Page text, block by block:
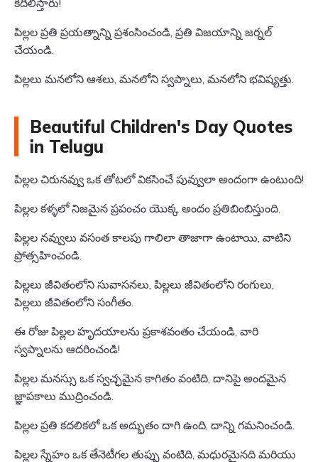
పిల్లల ప్రతి ప్రయత్నాన్ని ప్రశంసించండి, ప్రతి విజయాన్ని జర్నల్
చేయండి.
పిల్లలు మనలోని ఆశలు, మనలోని స్వప్నాలు, మనలోని భవిష్యత్తు.
Beautiful Children's Day Quotes
in Telugu
పిల్లల చిరునవ్వు ఒక తోటలో వికసించే పువ్వులా అందంగా ఉంటుంది!
పిల్లల కళ్ళలో నిజమైన ప్రపంచం యొక్క అందం ప్రతిబింబిస్తుంది.
పిల్లల నవ్వులు వసంత కాలపు గాలిలా తాజాగా ఉంటాయి, వాటిని
ప్రోత్సహించండి.
పిల్లలు జీవితంలోని సువాసనలు, పిల్లలు జీవితంలోని రంగులు,
పిల్లలు జీవితంలోని సంగీతం.
ఈ రోజు పిల్లల హృదయాలను ప్రకాశవంతం చేయండి, వారి
స్వప్నాలను ఆదరించండి!
పిల్లల మనస్సు ఒక స్వచ్ఛమైన కాగితం వంటిది, దానిపై అందమైన
జ్ఞాపకాలు ముద్రించండి.
పిల్లల ప్రతి కదలికలో ఒక అద్భుతం దాగి ఉంది, దాన్ని గమనించండి.
పిల్లల స్నేహం ఒక తేనెటీగల తుప్పు వంటిది, మధురమైనది మరియు